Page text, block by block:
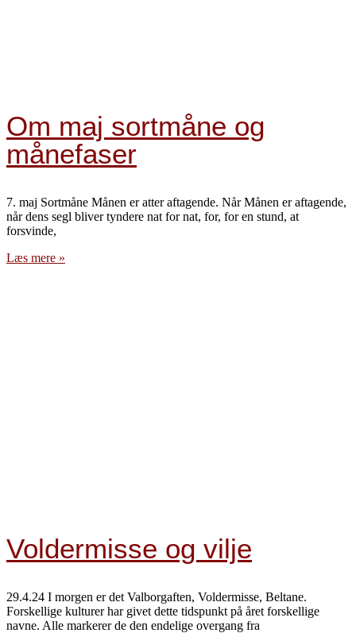
Om maj sortmåne og
månefaser
7. maj Sortmåne Månen er atter aftagende. Når Månen er aftagende,
når dens segl bliver tyndere nat for nat, for, for en stund, at
forsvinde,
Læs mere »
Voldermisse og vilje
29.4.24 I morgen er det Valborgaften, Voldermisse, Beltane.
Forskellige kulturer har givet dette tidspunkt på året forskellige
navne. Alle markerer de den endelige overgang fra